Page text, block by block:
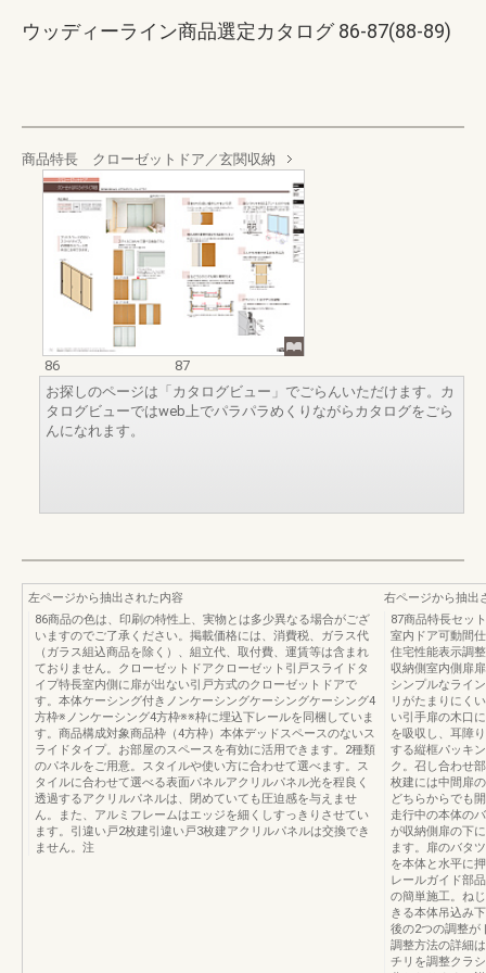
ウッディーライン商品選定カタログ 86-87(88-89)
商品特長 クローゼットドア／玄関収納
86
87
お探しのページは「カタログビュー」でごらんいただけます。カ
タログビューではweb上でパラパラめくりながらカタログをごら
んになれます。
左ページから抽出された内容
86商品の色は、印刷の特性上、実物とは多少異なる場合がござ
いますのでご了承ください。掲載価格には、消費税、ガラス代
（ガラス組込商品を除く）、組立代、取付費、運賃等は含まれ
ておりません。クローゼットドアクローゼット引戸スライドタ
イプ特長室内側に扉が出ない引戸方式のクローゼットドアで
す。本体ケーシング付きノンケーシングケーシングケーシング4
方枠※ノンケーシング4方枠※※枠に埋込下レールを同梱していま
す。商品構成対象商品枠（4方枠）本体デッドスペースのないス
ライドタイプ。お部屋のスペースを有効に活用できます。2種類
のパネルをご用意。スタイルや使い方に合わせて選べます。ス
タイルに合わせて選べる表面パネルアクリルパネル光を程良く
透過するアクリルパネルは、閉めていても圧迫感を与えませ
ん。また、アルミフレームはエッジを細くしすっきりさせてい
ます。引違い戸2枚建引違い戸3枚建アクリルパネルは交換でき
ません。注
右ページから抽出
87商品特長セッ
室内ドア可動間
住宅性能表示調
収納側室内側扉
シンプルなライ
リがたまりにく
い引手扉の木口
を吸収し、耳障
する縦框パッキ
ク。召し合わせ
枚建には中間扉
どちらからでも
走行中の本体の
が収納側扉の下
ます。扉のバタ
を本体と水平に
レールガイド部
の簡単施工。ね
きる本体吊込み
後の2つの調整が
調整方法の詳細
チリを調整クラ